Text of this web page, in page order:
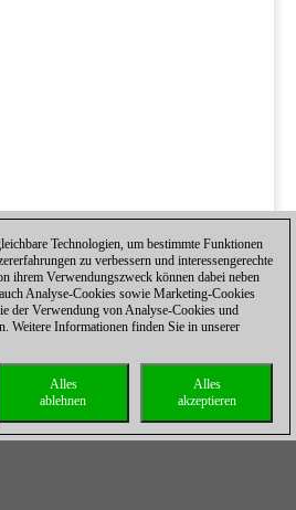
Technologien, um bestimmte Funktionen
zu verbessern und interessengerechte
ihrem Verwendungszweck können dabei neben
Analyse-Cookies sowie Marketing-Cookies
der Verwendung von Analyse-Cookies und
Weitere Informationen finden Sie in unserer
Alles
akzeptieren
Alles
ablehnen